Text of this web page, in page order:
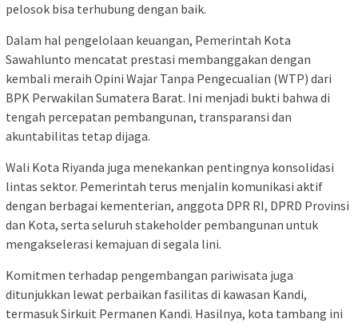
pelosok bisa terhubung dengan baik.
Dalam hal pengelolaan keuangan, Pemerintah Kota
Sawahlunto mencatat prestasi membanggakan dengan
kembali meraih Opini Wajar Tanpa Pengecualian (WTP) dari
BPK Perwakilan Sumatera Barat. Ini menjadi bukti bahwa di
tengah percepatan pembangunan, transparansi dan
akuntabilitas tetap dijaga.
Wali Kota Riyanda juga menekankan pentingnya konsolidasi
lintas sektor. Pemerintah terus menjalin komunikasi aktif
dengan berbagai kementerian, anggota DPR RI, DPRD Provinsi
dan Kota, serta seluruh stakeholder pembangunan untuk
mengakselerasi kemajuan di segala lini.
Komitmen terhadap pengembangan pariwisata juga
ditunjukkan lewat perbaikan fasilitas di kawasan Kandi,
termasuk Sirkuit Permanen Kandi. Hasilnya, kota tambang ini